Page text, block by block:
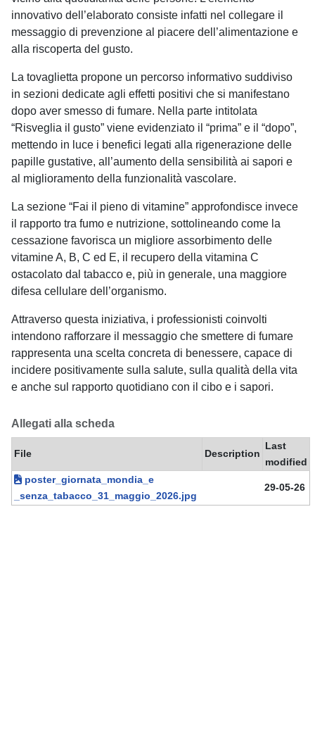
innovativo dell’elaborato consiste infatti nel collegare il
messaggio di prevenzione al piacere dell’alimentazione e
alla riscoperta del gusto.
La tovaglietta propone un percorso informativo suddiviso
in sezioni dedicate agli effetti positivi che si manifestano
dopo aver smesso di fumare. Nella parte intitolata
“Risveglia il gusto” viene evidenziato il “prima” e il “dopo”,
mettendo in luce i benefici legati alla rigenerazione delle
papille gustative, all’aumento della sensibilità ai sapori e
al miglioramento della funzionalità vascolare.
La sezione “Fai il pieno di vitamine” approfondisce invece
il rapporto tra fumo e nutrizione, sottolineando come la
cessazione favorisca un migliore assorbimento delle
vitamine A, B, C ed E, il recupero della vitamina C
ostacolato dal tabacco e, più in generale, una maggiore
difesa cellulare dell’organismo.
Attraverso questa iniziativa, i professionisti coinvolti
intendono rafforzare il messaggio che smettere di fumare
rappresenta una scelta concreta di benessere, capace di
incidere positivamente sulla salute, sulla qualità della vita
e anche sul rapporto quotidiano con il cibo e i sapori.
Allegati alla scheda
File Description
Last
modified
poster_giornata_mondia_e
_senza_tabacco_31_maggio_2026.jpg
29-05-26